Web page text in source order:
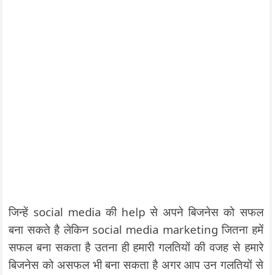
जिन्हें social media की help से अपने बिजनेस को सफल
बना सकते है लेकिन social media marketing जितना हमें
सफल बना सकता है उतना ही हमारी गलतियों की वजह से हमारे
बिजनेस को असफल भी बना सकता है अगर आप उन गलतियों से